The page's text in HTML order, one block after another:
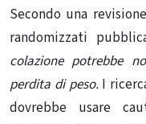
Secondo una
randomizzati
colazione potrebbe
perdita di peso.I
dovrebbe usare